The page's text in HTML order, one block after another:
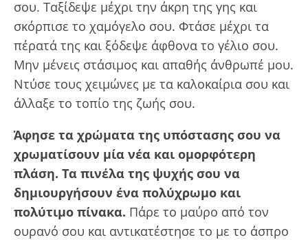
σου. Ταξίδεψε μέχρι την άκρη της γης και
σκόρπισε το χαμόγελο σου. Φτάσε μέχρι τα
πέρατά της και ξόδεψε άφθονα το γέλιο σου.
Μην μένεις στάσιμος και απαθής άνθρωπέ μου.
Ντύσε τους χειμώνες με τα καλοκαίρια σου και
άλλαξε το τοπίο της ζωής σου.
Άφησε τα χρώματα της υπόστασης σου να
χρωματίσουν μία νέα και ομορφότερη
πλάση. Τα πινέλα της ψυχής σου να
δημιουργήσουν ένα πολύχρωμο και
πολύτιμο πίνακα. Πάρε το μαύρο από τον
ουρανό σου και αντικατέστησε το με το άσπρο